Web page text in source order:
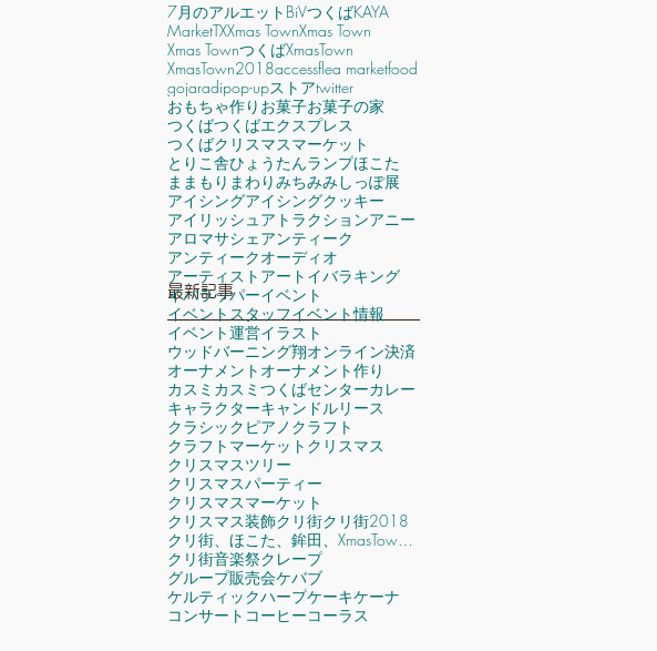
最新記事
7月のアルエット BiVつくばKAYA
MarketTXXmas TownXmas Town
Xmas TownつくばXmasTown
XmasTown2018accessflea marketfood
gojaradipop-upストアtwitter
おもちゃ作り お菓子お菓子の家
つくばつくばエクスプレス
つくばクリスマスマーケット
とりこ舎ひょうたんランプほこた
ままもり まわりみちみみしっぽ展
アイシングアイシングクッキー
アイリッシュアトラクションアニー
アロマサシェアンティーク
アンティークオーディオ
アーティスト アート イバラキング
イバラッパーイベント
イベントスタッフイベント情報
イベント運営イラスト
ウッドバーニング翔オンライン決済
オーナメント オーナメント作り
カスミ カスミつくばセンターカレー
キャラクターキャンドルリース
クラシックピアノ クラフト
クラフトマーケット クリスマス
クリスマスツリー
クリスマスパーティー
クリスマスマーケット
クリスマス装飾クリ街クリ街2018
クリ街、ほこた、鉾田、XmasTown、ステージ、アーティスト、ミュージックフェスティバル
クリ街音楽祭クレープ
グループ販売会ケバブ
ケルティックハープケーキケーナ
コンサート コーヒーコーラス